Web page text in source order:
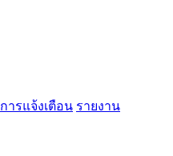
การแจ้งเตือน รายงาน